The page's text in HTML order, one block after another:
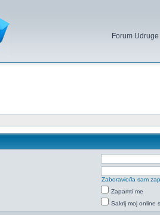
Forum
Zaboravio/la sam
Zapamti me
Sakrij moj online